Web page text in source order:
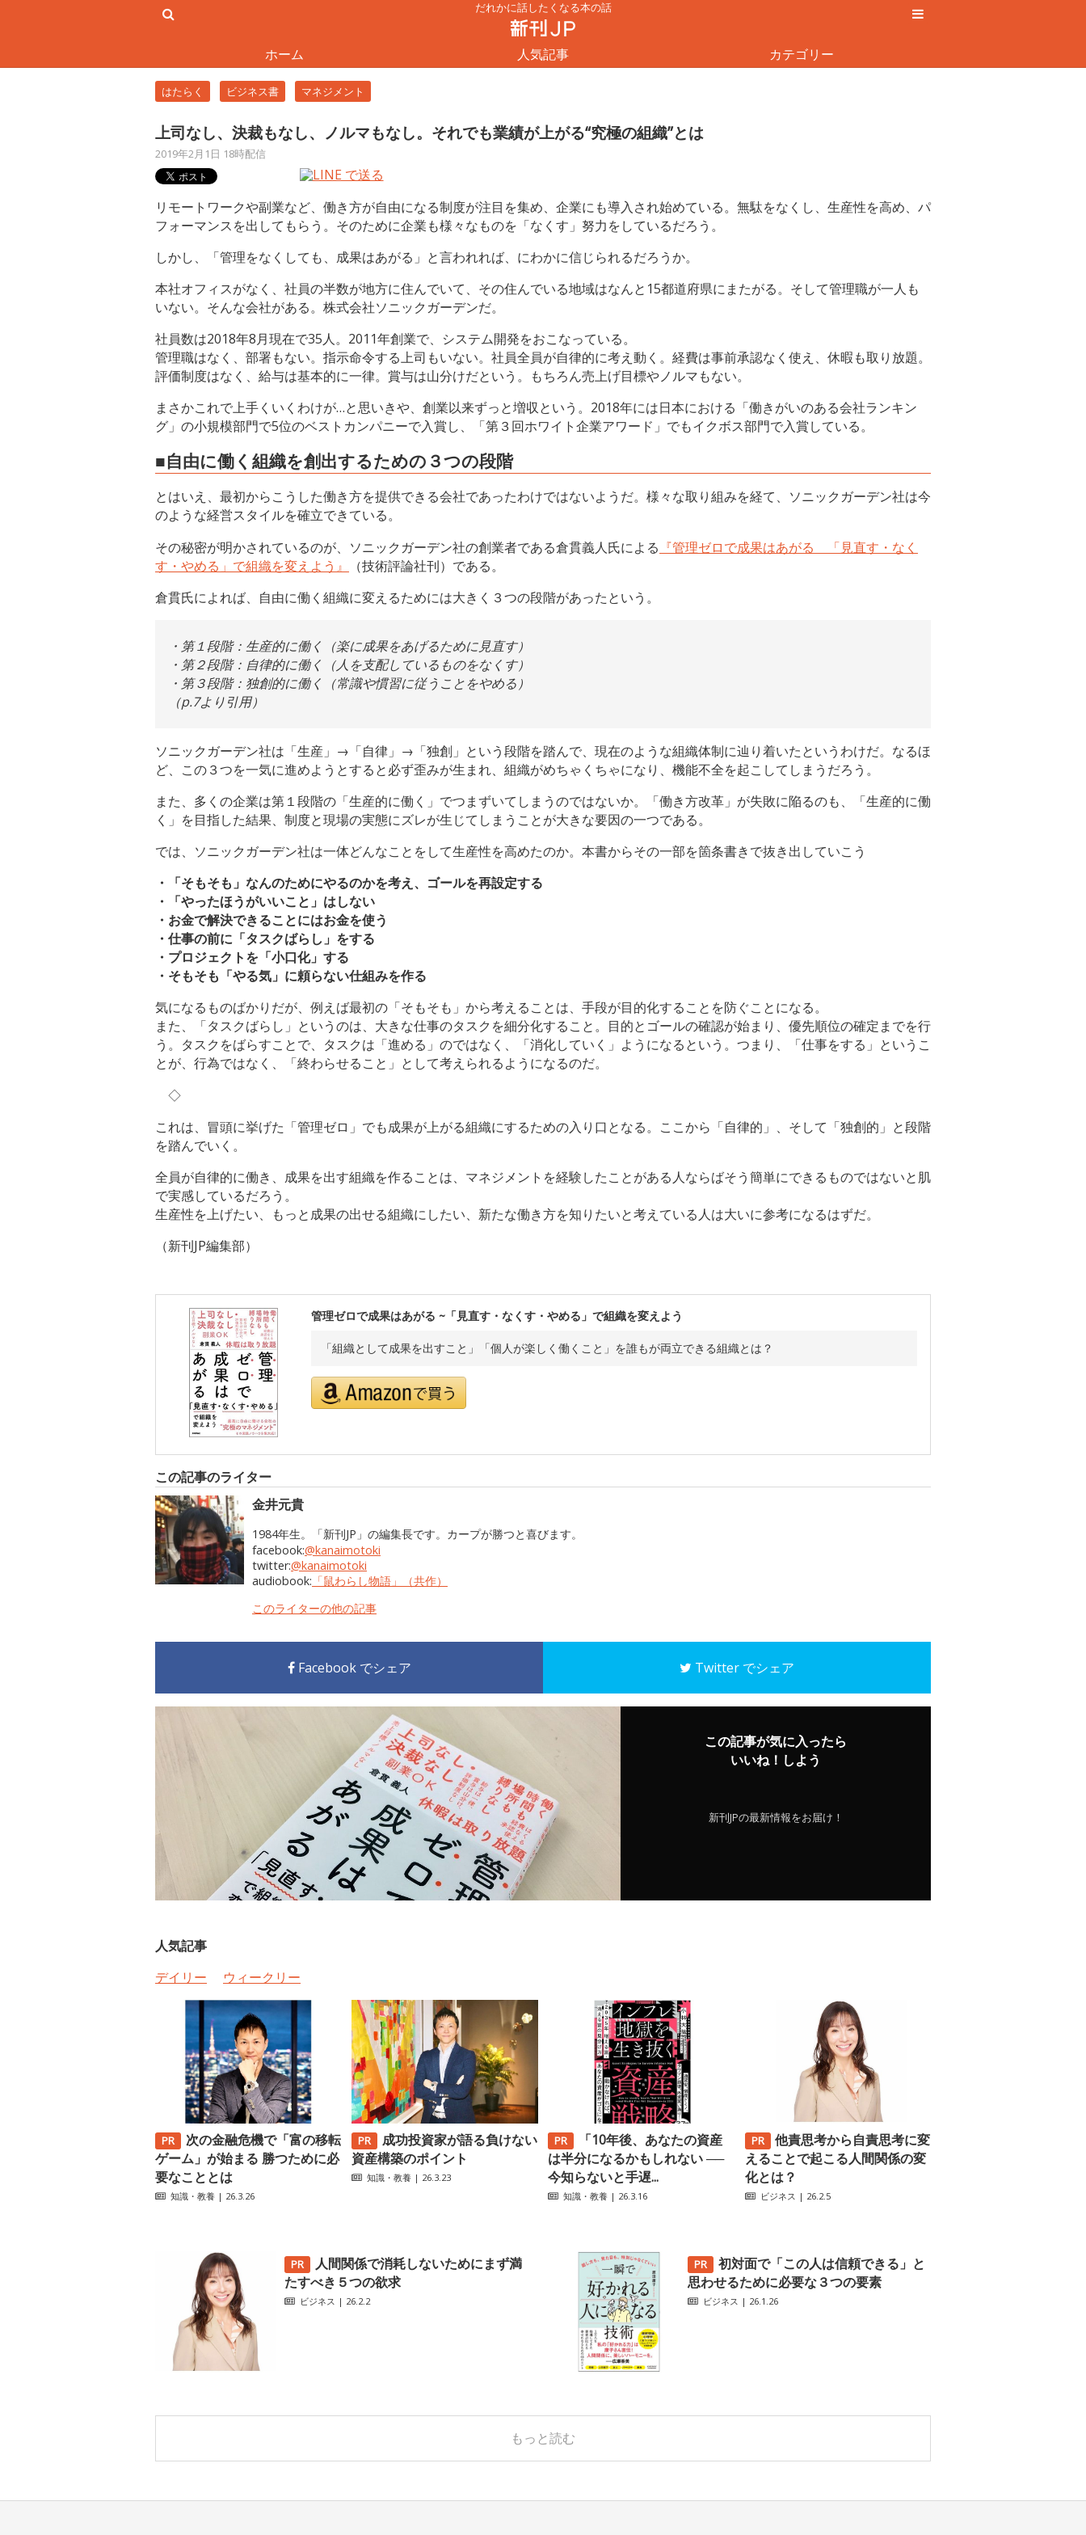
だれかに話したくなる本の話
ホーム 人気記事 カテゴリー
はたらく ビジネス書 マネジメント
上司なし、決裁もなし、ノルマもなし。それでも業績が上がる“究極の組織”とは
2019年2月1日 18時配信
リモートワークや副業など、働き方が自由になる制度が注目を集め、企業にも導入され始めている。無駄をなくし、生産性を高め、パ
フォーマンスを出してもらう。そのために企業も様々なものを「なくす」努力をしているだろう。
しかし、「管理をなくしても、成果はあがる」と言われれば、にわかに信じられるだろうか。
本社オフィスがなく、社員の半数が地方に住んでいて、その住んでいる地域はなんと15都道府県にまたがる。そして管理職が一人も
いない。そんな会社がある。株式会社ソニックガーデンだ。
社員数は2018年8月現在で35人。2011年創業で、システム開発をおこなっている。
管理職はなく、部署もない。指示命令する上司もいない。社員全員が自律的に考え動く。経費は事前承認なく使え、休暇も取り放題。
評価制度はなく、給与は基本的に一律。賞与は山分けだという。もちろん売上げ目標やノルマもない。
まさかこれで上手くいくわけが…と思いきや、創業以来ずっと増収という。2018年には日本における「働きがいのある会社ランキン
グ」の小規模部門で5位のベストカンパニーで入賞し、「第３回ホワイト企業アワード」でもイクボス部門で入賞している。
■自由に働く組織を創出するための３つの段階
とはいえ、最初からこうした働き方を提供できる会社であったわけではないようだ。様々な取り組みを経て、ソニックガーデン社は今
のような経営スタイルを確立できている。
その秘密が明かされているのが、ソニックガーデン社の創業者である倉貫義人氏による 『管理ゼロで成果はあがる 「見直す・なく
す・やめる」で組織を変えよう』
（技術評論社刊）である。
倉貫氏によれば、自由に働く組織に変えるためには大きく３つの段階があったという。
・第１段階：生産的に働く（楽に成果をあげるために見直す）
・第２段階：自律的に働く（人を支配しているものをなくす）
・第３段階：独創的に働く（常識や慣習に従うことをやめる）
（p.7より引用）
ソニックガーデン社は「生産」→「自律」→「独創」という段階を踏んで、現在のような組織体制に辿り着いたというわけだ。なるほ
ど、この３つを一気に進めようとすると必ず歪みが生まれ、組織がめちゃくちゃになり、機能不全を起こしてしまうだろう。
また、多くの企業は第１段階の「生産的に働く」でつまずいてしまうのではないか。「働き方改革」が失敗に陥るのも、「生産的に働
く」を目指した結果、制度と現場の実態にズレが生じてしまうことが大きな要因の一つである。
では、ソニックガーデン社は一体どんなことをして生産性を高めたのか。本書からその一部を箇条書きで抜き出していこう
・「そもそも」なんのためにやるのかを考え、ゴールを再設定する
・「やったほうがいいこと」はしない
・お金で解決できることにはお金を使う
・仕事の前に「タスクばらし」をする
・プロジェクトを「小口化」する
・そもそも「やる気」に頼らない仕組みを作る
気になるものばかりだが、例えば最初の「そもそも」から考えることは、手段が目的化することを防ぐことになる。
また、「タスクばらし」というのは、大きな仕事のタスクを細分化すること。目的とゴールの確認が始まり、優先順位の確定までを行
う。タスクをばらすことで、タスクは「進める」のではなく、「消化していく」ようになるという。つまり、「仕事をする」というこ
とが、行為ではなく、「終わらせること」として考えられるようになるのだ。
◇
これは、冒頭に挙げた「管理ゼロ」でも成果が上がる組織にするための入り口となる。ここから「自律的」、そして「独創的」と段階
を踏んでいく。
全員が自律的に働き、成果を出す組織を作ることは、マネジメントを経験したことがある人ならばそう簡単にできるものではないと肌
で実感しているだろう。
生産性を上げたい、もっと成果の出せる組織にしたい、新たな働き方を知りたいと考えている人は大いに参考になるはずだ。
（新刊JP編集部）
管理ゼロで成果はあがる ~「見直す・なくす・やめる」で組織を変えよう
「組織として成果を出すこと」「個人が楽しく働くこと」を誰もが両立できる組織とは？
この記事のライター
金井元貴
1984年生。「新刊JP」の編集長です。カープが勝つと喜びます。
facebook:@kanaimotoki
twitter:@kanaimotoki
audiobook: 「鼠わらし物語」（共作）
このライターの他の記事
Facebook でシェア Twitter でシェア
この記事が気に入ったら
いいね！しよう
新刊JPの最新情報をお届け！
人気記事
デイリー
ウィークリー
次の金融危機で「富の移転
ゲーム」が始まる 勝つために必
要なこととは
知識・教養 | 26.3.26
成功投資家が語る負けない
資産構築のポイント
知識・教養 | 26.3.23
「10年後、あなたの資産
は半分になるかもしれない ──
今知らないと手遅...
知識・教養 | 26.3.16
他責思考から自責思考に変
えることで起こる人間関係の変
化とは？
ビジネス | 26.2.5
人間関係で消耗しないためにまず満
たすべき５つの欲求
ビジネス | 26.2.2
初対面で「この人は信頼できる」と
思わせるために必要な３つの要素
ビジネス | 26.1.26
もっと読む